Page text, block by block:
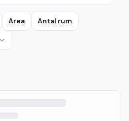
Area Antal rum